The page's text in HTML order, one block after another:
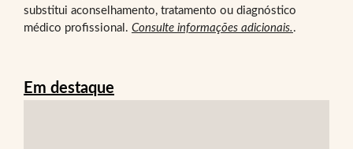
substitui aconselhamento, tratamento ou diagnóstico
médico profissional. Consulte informações adicionais. .
Em destaque